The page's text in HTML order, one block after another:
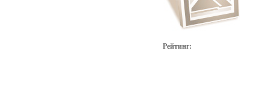
Рейтинг: